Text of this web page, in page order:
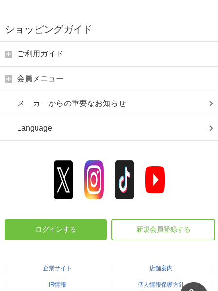
ショッピングガイド
ご利用ガイド
会員メニュー
メーカーからの重要なお知らせ
Language
ログインする 新規会員登録する
企業サイト 店舗案内
IR情報 個人情報保護方針